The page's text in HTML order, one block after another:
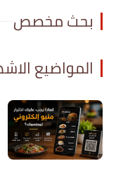
بحث مخصص
المواضيع